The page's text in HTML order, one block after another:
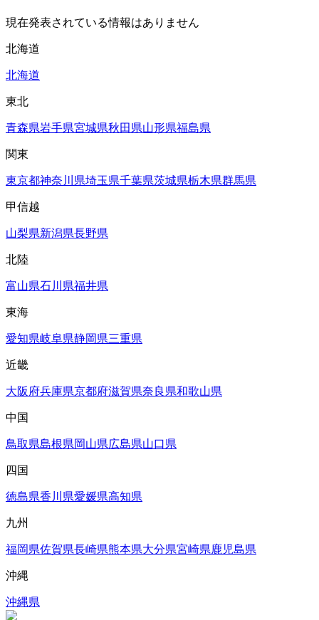
現在発表されている情報はありません
北海道
北海道
東北
青森県岩手県宮城県秋田県山形県福島県
関東
東京都神奈川県埼玉県千葉県茨城県栃木県群馬県
甲信越
山梨県新潟県長野県
北陸
富山県石川県福井県
東海
愛知県岐阜県静岡県三重県
近畿
大阪府兵庫県京都府滋賀県奈良県和歌山県
中国
鳥取県島根県岡山県広島県山口県
四国
徳島県香川県愛媛県高知県
九州
福岡県佐賀県長崎県熊本県大分県宮崎県鹿児島県
沖縄
沖縄県